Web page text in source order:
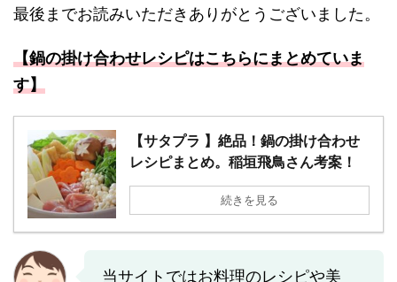
最後までお読みいただきありがとうございました。
【鍋の掛け合わせレシピはこちらにまとめていま
す】
【サタプラ 】絶品！鍋の掛け合わせ
レシピまとめ。稲垣飛鳥さん考案！
続きを見る
当サイトではお料理のレシピや美